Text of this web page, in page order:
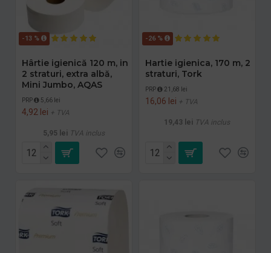
-13 %
Hârtie igienică 120 m, in
2 straturi, extra albă,
Mini Jumbo, AQAS
PRP 5,66 lei
4,92 lei + TVA
5,95 lei TVA inclus
-26 %
Hartie igienica, 170 m, 2
straturi, Tork
PRP 21,68 lei
16,06 lei + TVA
19,43 lei TVA inclus